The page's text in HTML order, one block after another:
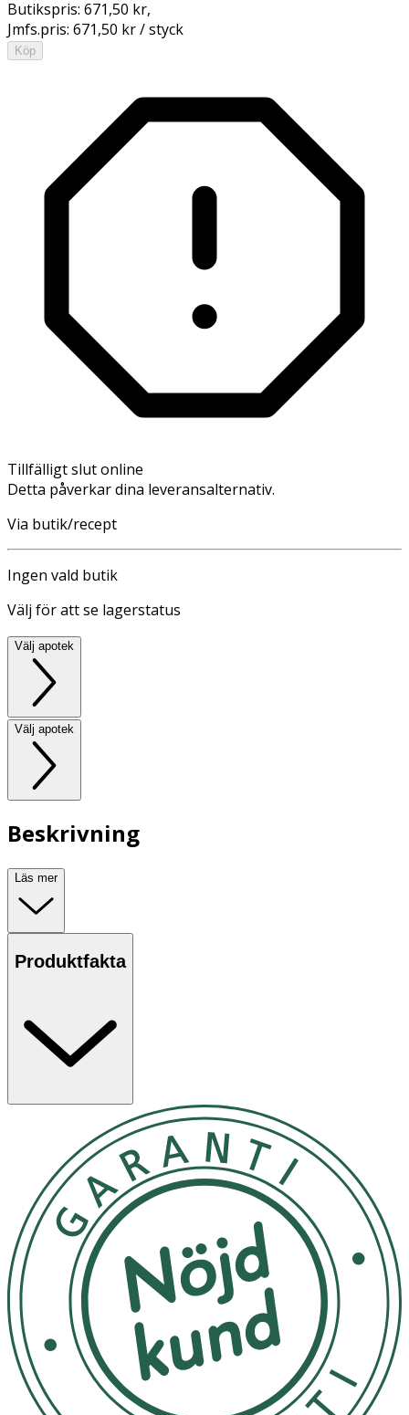
Butikspris: 671,50 kr,
Jmfs.pris: 671,50 kr / styck
Köp
Tillfälligt slut online
Detta påverkar dina leveransalternativ.
Via butik/recept
Ingen vald butik
Välj för att se lagerstatus
Välj apotek
Välj apotek
Beskrivning
Läs mer
Produktfakta